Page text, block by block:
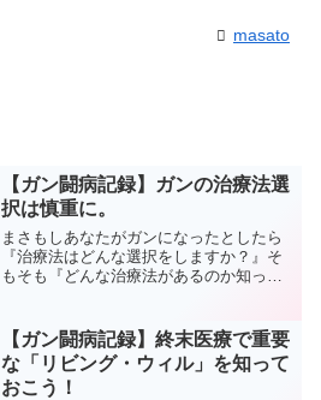
masato
【ガン闘病記録】ガンの治療法選
択は慎重に。
まさもしあなたがガンになったとしたら
『治療法はどんな選択をしますか？』そ
もそも『どんな治療法があるのか知って
の治療法」に関してになります。この連
載は、父親のガン闘...
【ガン闘病記録】終末医療で重要
な「リビング・ウィル」を知って
おこう！